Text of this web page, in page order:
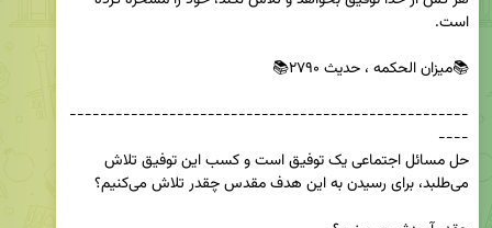
----------------------------------------------------